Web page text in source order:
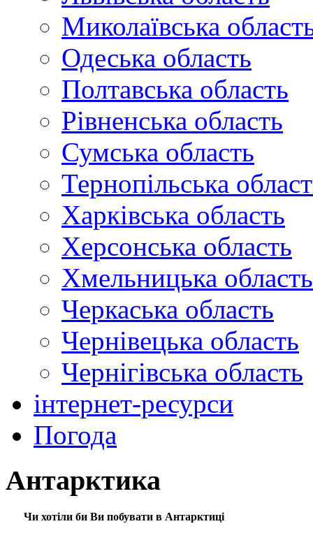
Миколаївська
Одеська область
Полтавська область
Рівненська область
Сумська область
Тернопільська
Харківська область
Херсонська область
Хмельницька область
Черкаська область
Чернівецька область
Чернігівська область
інтернет-ресурси
Погода
Антарктика
Чи хотіли би Ви побувати в Антарктиці